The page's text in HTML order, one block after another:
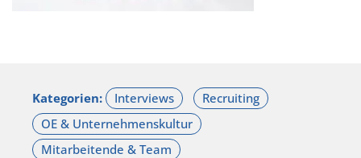
Kategorien: